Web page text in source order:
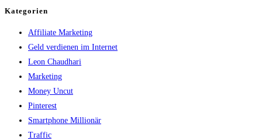
Kategorien
Affiliate Marketing
Geld verdienen im Internet
Leon Chaudhari
Marketing
Money Uncut
Pinterest
Smartphone Millionär
Traffic